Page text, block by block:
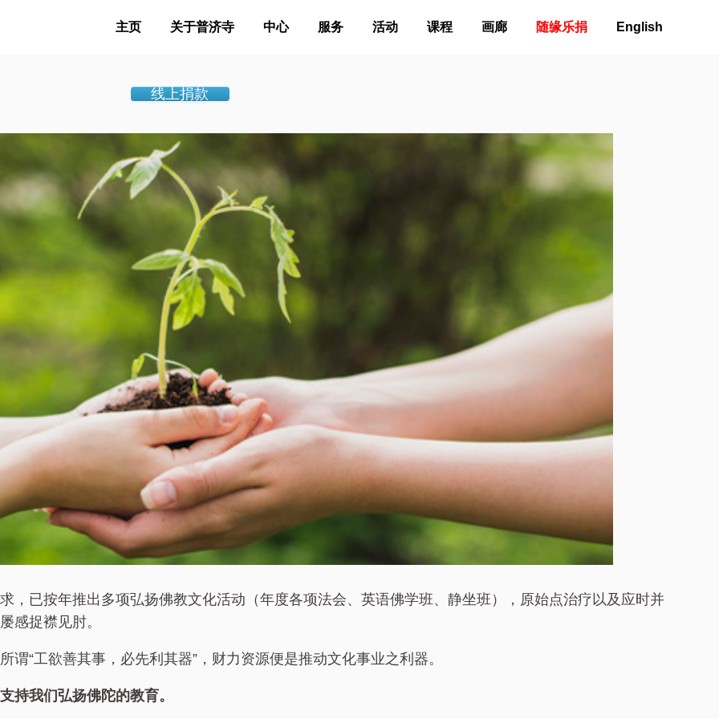
主页 关于普济寺 中心 服务 活动 课程 画廊 随缘乐捐 English
线上捐款
，已按年推出多项弘扬佛教文化活动（年度各项法会、英语佛学班、静坐班），原始点治疗以及应时并
感捉襟见肘。
“工欲善其事，必先利其器”，财力资源便是推动文化事业之利器。
持我们弘扬佛陀的教育。